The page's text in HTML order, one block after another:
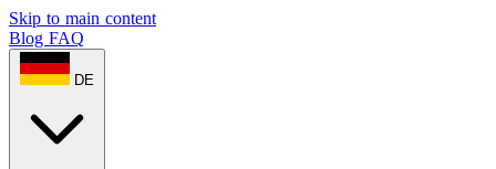
Skip to main content
Blog FAQ
DE